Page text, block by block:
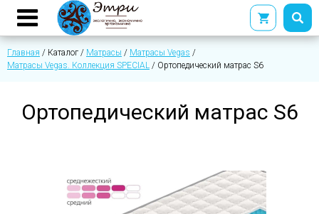
Главная / Каталог / Матрасы / Матрасы Vegas /
Матрасы Vegas. Коллекция SPECIAL / Ортопедический матрас S6
Ортопедический матрас S6